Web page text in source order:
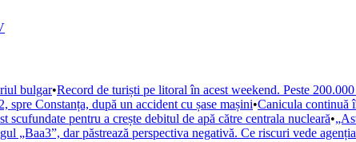
bulgar•Record de turiști pe litoral în acest weekend. Peste
spre Constanța, după un accident cu șase mașini•Canicula continuă
pentru a crește debitul de apă către centrala nucleară•
„Baa3”, dar păstrează perspectiva negativă. Ce riscuri vede agenția